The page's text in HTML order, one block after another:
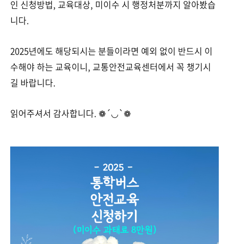
인 신청방법, 교육대상, 미이수 시 행정처분까지 알아봤습
니다.
2025년에도 해당되시는 분들이라면 예외 없이 반드시 이
수해야 하는 교육이니, 교통안전교육센터에서 꼭 챙기시
길 바랍니다.
읽어주셔서 감사합니다. ❁´◡`❁